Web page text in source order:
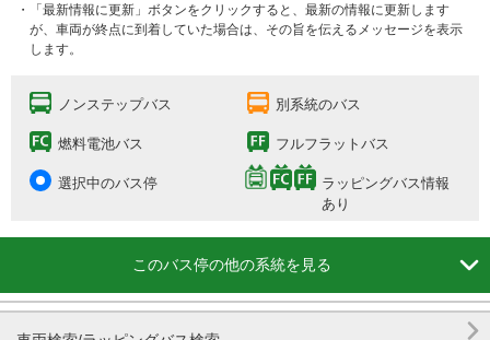
・「最新情報に更新」ボタンをクリックすると、最新の情報に更新します
が、車両が終点に到着していた場合は、その旨を伝えるメッセージを表示
します。
ノンステップバス 別系統のバス
燃料電池バス フルフラットバス
選択中のバス停
ラッピングバス情報
あり
このバス停の他の系統を見る 
